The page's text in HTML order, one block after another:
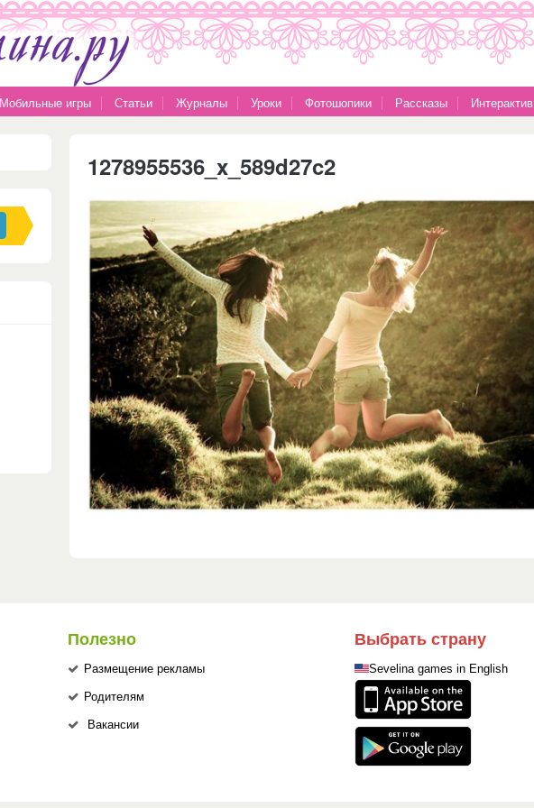
Мобильные игры Статьи Журналы Уроки Фотошопики Рассказы Интерактив
1278955536_x_589d27c2
Полезно
Размещение рекламы
Родителям
Вакансии
Выбрать страну
Sevelina games in English